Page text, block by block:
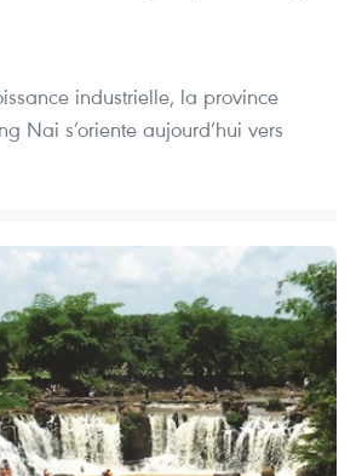
industrielle, la province
Nai s’oriente aujourd’hui vers